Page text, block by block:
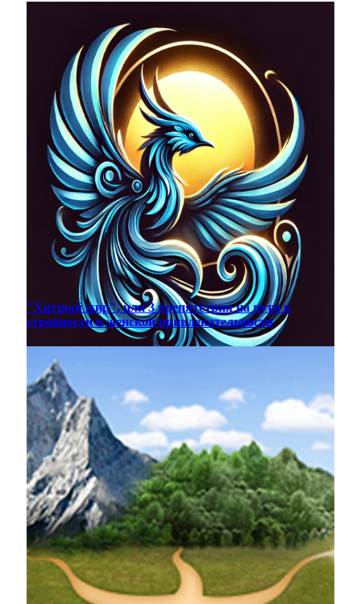
"Хитрый жир", или 3 препятствия на пути к
стройности и женской привлекательности